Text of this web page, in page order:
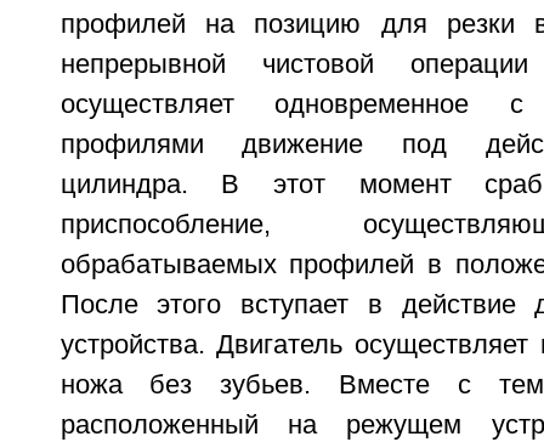
профилей на позицию для резки
непрерывной чистовой
осуществляет одновременное с
профилями движение под
цилиндра. В этот момент
приспособление,
обрабатываемых профилей в
После этого вступает в действие
устройства. Двигатель
ножа без зубьев. Вместе с
расположенный на режущем